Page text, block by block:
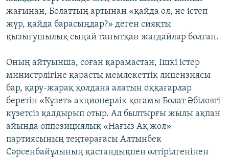
жағынан, Болаттың артынан «қайда ол, не істеп
жүр, қайда барасыңдар?» деген сияқты
қызығушылық сыңай танытқан жағдайлар болған.
Оның айтуынша, соған қарамастан, Ішкі істер
министрлігіне қарасты мемлекеттік лицензиясы
бар, қару-жарақ қолдана алатын оққағарлар
беретін «Күзет» акционерлік қоғамы Болат Әбіловті
күзетсіз қалдырып отыр. Ал былтырғы жылы ақпан
айында оппозициялық «Нағыз Ақ жол»
партиясының теңтөрағасы Алтынбек
Сәрсенбайұлының қастандықпен өлтірілгенінен